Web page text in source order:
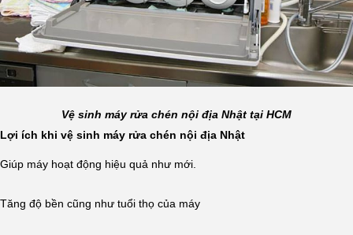
Vệ sinh máy rửa chén nội địa Nhật tại HCM
Lợi ích khi vệ sinh máy rửa chén nội địa Nhật
Giúp máy hoạt động hiệu quả như mới.
Tăng độ bền cũng như tuổi thọ của máy